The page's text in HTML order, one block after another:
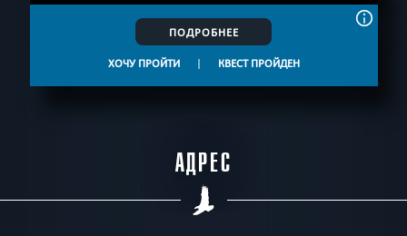
ПОДРОБНЕЕ
ХОЧУ ПРОЙТИ | КВЕСТ ПРОЙДЕН
АДРЕС